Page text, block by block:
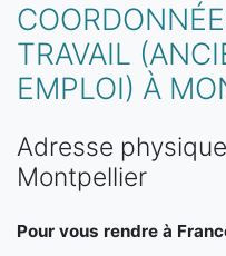
TRAVAIL
EMPLOI) À
Adresse
Montpellier
Pour vous rendre à